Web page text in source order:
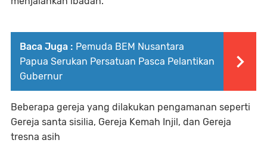
Baca Juga : Pemuda BEM Nusantara
Papua Serukan Persatuan Pasca Pelantikan
Gubernur
Beberapa gereja yang dilakukan pengamanan seperti
Gereja santa sisilia, Gereja Kemah Injil, dan Gereja
tresna asih